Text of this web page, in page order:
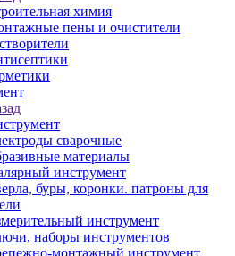
химия
пены и очистители
сварочные
материалы
инструмент
буры, коронки. патроны для
инструмент
наборы инструментов
монтажный инструмент,